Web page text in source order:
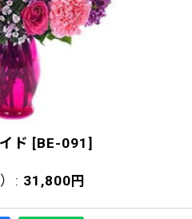
ド [BE-091 ]
: 31,800 円